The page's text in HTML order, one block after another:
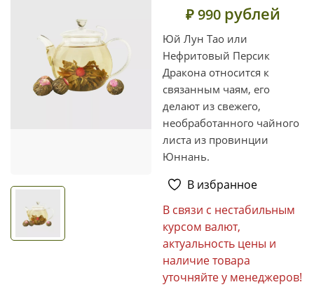
₽ 990 рублей
Юй Лун Тао или
Нефритовый Персик
Дракона относится к
связанным чаям, его
делают из свежего,
необработанного чайного
листа из провинции
Юннань.
В избранное
В связи с нестабильным
курсом валют,
актуальность цены и
наличие товара
уточняйте у менеджеров!